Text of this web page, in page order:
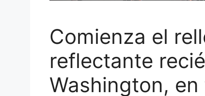
Comienza el
reflectante
Washington,